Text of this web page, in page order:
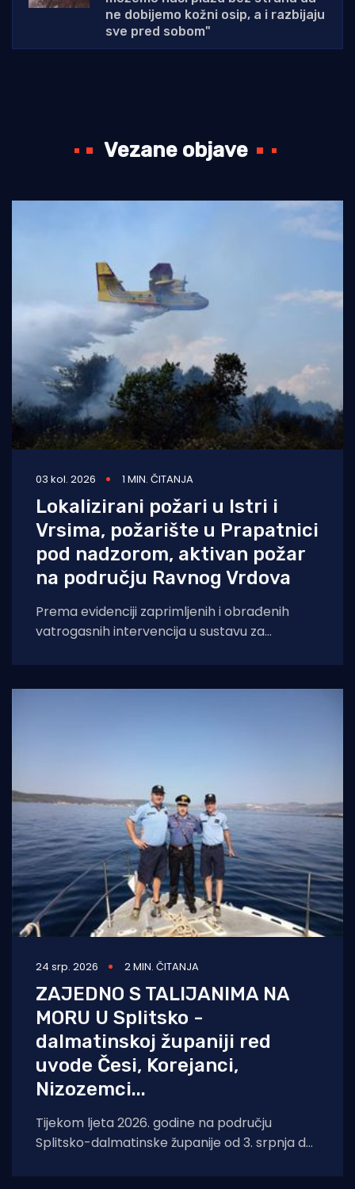
ne dobijemo kožni osip, a i razbijaju
sve pred sobom"
Vezane objave
03 kol. 2026 1 MIN. ČITANJA
Lokalizirani požari u Istri i
Vrsima, požarište u Prapatnici
pod nadzorom, aktivan požar
na području Ravnog Vrdova
Prema evidenciji zaprimljenih i obrađenih
vatrogasnih intervencija u sustavu za
vatrogasna
24 srp. 2026 2 MIN. ČITANJA
ZAJEDNO S TALIJANIMA NA
MORU U Splitsko -
dalmatinskoj županiji red
uvode Česi, Korejanci,
Nizozemci...
Tijekom ljeta 2026. godine na području
Splitsko-dalmatinske županije od 3. srpnja do